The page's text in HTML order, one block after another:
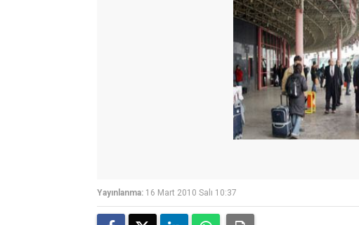
Yayınlanma: 16 Mart 2010 Salı 10:37